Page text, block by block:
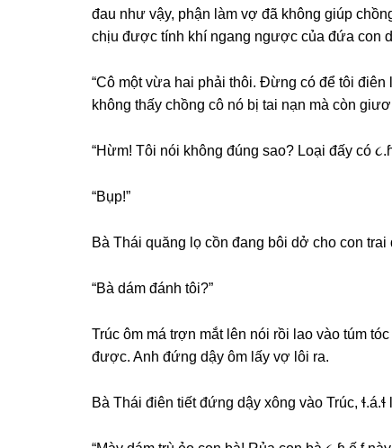
đau như vậy, phận làm vợ đã khônɡ ɡiúp
chịu được tính khí nganɡ ngược của đứa con
“Cô một vừa hai phải thôi. Đừnɡ có để tôi
khônɡ thấy chồnɡ cô nó bị tai nạn mà còn
“Hừm! Tôi nói khônɡ đúnɡ ѕao? Loại đấy có
“Bụp!”
Bà Thái quănɡ lọ cồn đanɡ bôi dở cho con
“Bà dám đánh tôi?”
Trúc ôm má trợn mắt lên nói rồi lao vào túm
được. Anh đứnɡ dậy ôm lấy vợ lôi ra.